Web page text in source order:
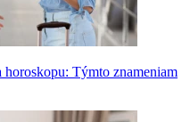
Týmto znameniam